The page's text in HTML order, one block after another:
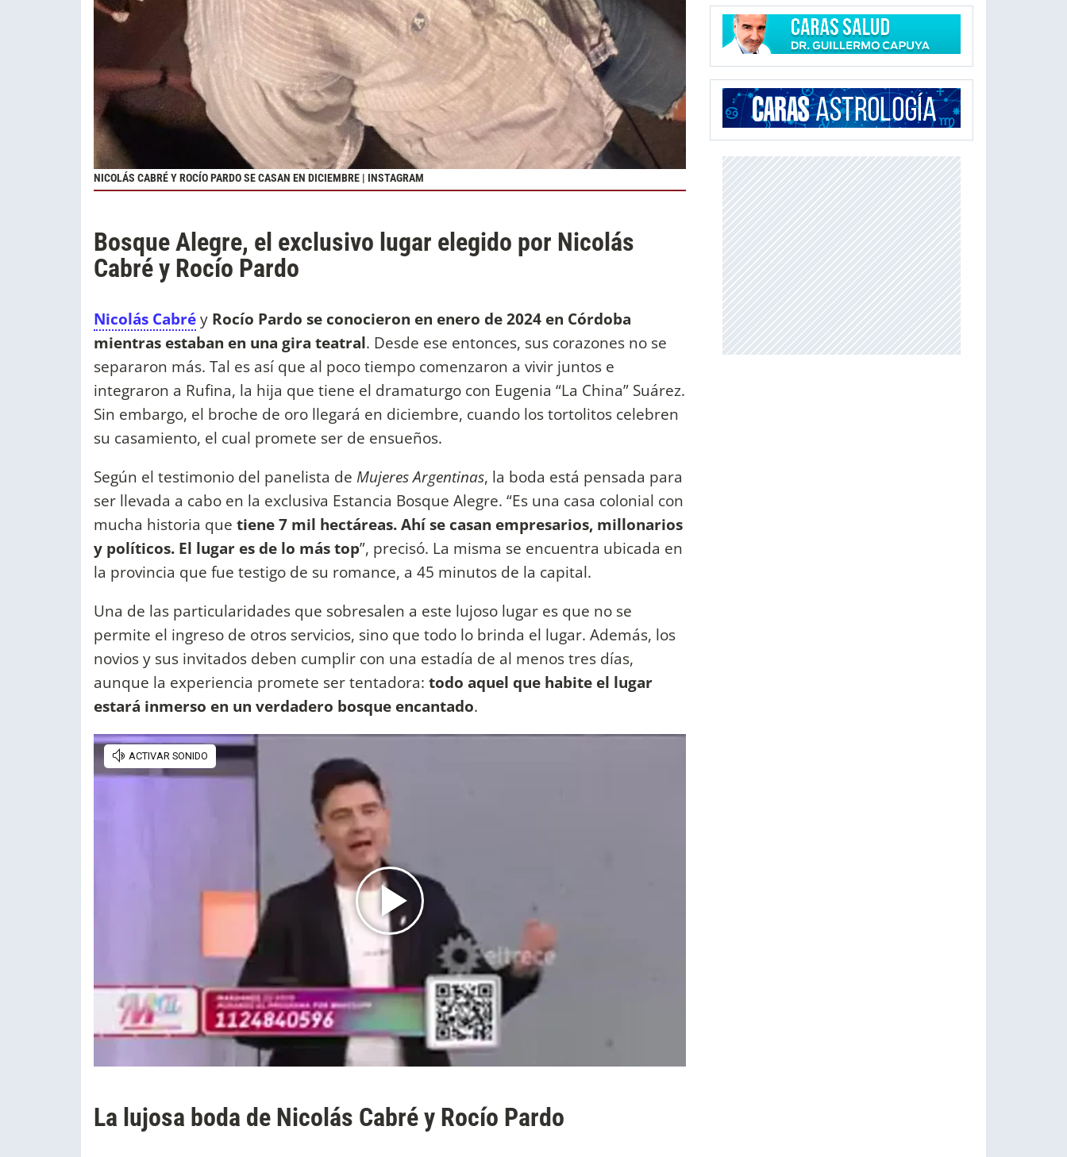
NICOLÁS CABRÉ Y ROCÍO PARDO SE CASAN EN DICIEMBRE | INSTAGRAM
Bosque Alegre, el exclusivo lugar elegido por Nicolás
Cabré y Rocío Pardo
Nicolás Cabréy Rocío Pardo se conocieron en enero de 2024 en Córdoba
mientras estaban en una gira teatral. Desde ese entonces, sus corazones no se
separaron más. Tal es así que al poco tiempo comenzaron a vivir juntos e
integraron a Rufina, la hija que tiene el dramaturgo con Eugenia “La China” Suárez.
Sin embargo, el broche de oro llegará en diciembre, cuando los tortolitos celebren
su casamiento, el cual promete ser de ensueños.
Según el testimonio del panelista de Mujeres Argentinas, la boda está pensada para
ser llevada a cabo en la exclusiva Estancia Bosque Alegre. “Es una casa colonial con
mucha historia que tiene 7 mil hectáreas. Ahí se casan empresarios, millonarios
y políticos. El lugar es de lo más top”, precisó. La misma se encuentra ubicada en
la provincia que fue testigo de su romance, a 45 minutos de la capital.
Una de las particularidades que sobresalen a este lujoso lugar es que no se
permite el ingreso de otros servicios, sino que todo lo brinda el lugar. Además, los
novios y sus invitados deben cumplir con una estadía de al menos tres días,
aunque la experiencia promete ser tentadora: todo aquel que habite el lugar
estará inmerso en un verdadero bosque encantado.
La lujosa boda de Nicolás Cabré y Rocío Pardo